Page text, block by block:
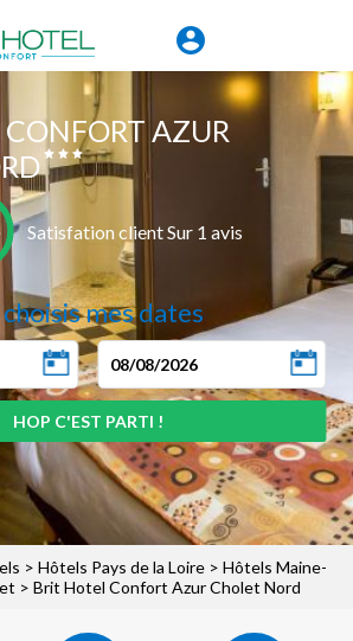
AZUR
Satisfation client Sur 1 avis
choisis mes dates
> Hôtels Pays de la Loire > Hôtels Maine-
> Brit Hotel Confort Azur Cholet Nord